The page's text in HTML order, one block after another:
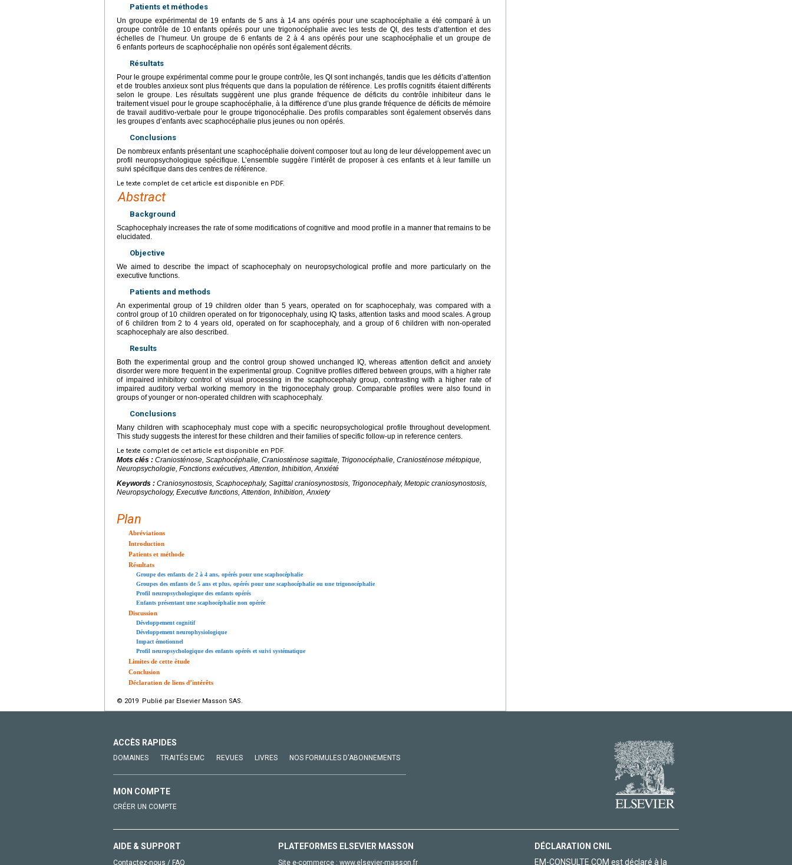
Patients et méthodes
Un groupe expérimental de 19 enfants de 5 ans à 14 ans opérés pour une scaphocéphalie a été comparé à un
groupe contrôle de 10 enfants opérés pour une trigonocéphalie avec les tests de QI, des tests d’attention et des
échelles de l’humeur. Un groupe de 6 enfants de 2 à 4 ans opérés pour une scaphocéphalie et un groupe de
6 enfants porteurs de scaphocéphalie non opérés sont également décrits.
Résultats
Pour le groupe expérimental comme pour le groupe contrôle, les QI sont inchangés, tandis que les déficits d’attention
et de troubles anxieux sont plus fréquents que dans la population de référence. Les profils cognitifs étaient différents
selon le groupe. Les résultats suggèrent une plus grande fréquence de déficits du contrôle inhibiteur dans le
traitement visuel pour le groupe scaphocéphalie, à la différence d’une plus grande fréquence de déficits de mémoire
de travail auditivo-verbale pour le groupe trigonocéphalie. Des profils comparables sont également observés dans
les groupes d’enfants avec scaphocéphalie plus jeunes ou non opérés.
Conclusions
De nombreux enfants présentant une scaphocéphalie doivent composer tout au long de leur développement avec un
profil neuropsychologique spécifique. L’ensemble suggère l’intérêt de proposer à ces enfants et à leur famille un
suivi spécifique dans des centres de référence.
Le texte complet de cet article est disponible en PDF.
Abstract
Background
Scaphocephaly increases the rate of some modifications of cognitive and mood profile in a manner that remains to be
elucidated.
Objective
We aimed to describe the impact of scaphocephaly on neuropsychological profile and more particularly on the
executive functions.
Patients and methods
An experimental group of 19 children older than 5 years, operated on for scaphocephaly, was compared with a
control group of 10 children operated on for trigonocephaly, using IQ tasks, attention tasks and mood scales. A group
of 6 children from 2 to 4 years old, operated on for scaphocephaly, and a group of 6 children with non-operated
scaphocephaly are also described.
Results
Both the experimental group and the control group showed unchanged IQ, whereas attention deficit and anxiety
disorder were more frequent in the experimental group. Cognitive profiles differed between groups, with a higher rate
of impaired inhibitory control of visual processing in the scaphocephaly group, contrasting with a higher rate of
impaired auditory verbal working memory in the trigonocephaly group. Comparable profiles were also found in
groups of younger or non-operated children with scaphocephaly.
Conclusions
Many children with scaphocephaly must cope with a specific neuropsychological profile throughout development.
This study suggests the interest for these children and their families of specific follow-up in reference centers.
Le texte complet de cet article est disponible en PDF.
Mots clés : Craniosténose, Scaphocéphalie, Craniosténose sagittale, Trigonocéphalie, Craniosténose métopique,
Neuropsychologie, Fonctions exécutives, Attention, Inhibition, Anxiété
Keywords : Craniosynostosis, Scaphocephaly, Sagittal craniosynostosis, Trigonocephaly, Metopic craniosynostosis,
Neuropsychology, Executive functions, Attention, Inhibition, Anxiety
Plan
Abréviations
Introduction
Patients et méthode
Résultats
Groupe des enfants de 2 à 4 ans, opérés pour une scaphocéphalie
Groupes des enfants de 5 ans et plus, opérés pour une scaphocéphalie ou une trigonocéphalie
Profil neuropsychologique des enfants opérés
Enfants présentant une scaphocéphalie non opérée
Discussion
Développement cognitif
Développement neurophysiologique
Impact émotionnel
Profil neuropsychologique des enfants opérés et suivi systématique
Limites de cette étude
Conclusion
Déclaration de liens d’intérêts
© 2019 Publié par Elsevier Masson SAS.
ACCÈS RAPIDES
DOMAINES TRAITÉS EMC REVUES LIVRES NOS FORMULES D'ABONNEMENTS
MON COMPTE
CRÉER UN COMPTE
AIDE & SUPPORT
Contactez-nous / FAQ
PLATEFORMES ELSEVIER MASSON
Site e-commerce : www.elsevier-masson.fr
DÉCLARATION CNIL
EM-CONSULTE.COM est déclaré à la